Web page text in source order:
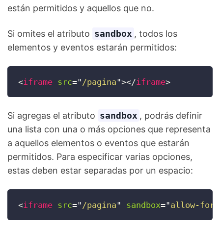
están permitidos y aquellos que no.
Si omites el atributo sandbox , todos los
elementos y eventos estarán permitidos:
<iframe src=" /pagina"></iframe>
Si agregas el atributo sandbox , podrás definir
una lista con una o más opciones que representa
a aquellos elementos o eventos que estarán
permitidos. Para especificar varias opciones,
estas deben estar separadas por un espacio:
<iframe src=" /pagina" sandbox="allow-